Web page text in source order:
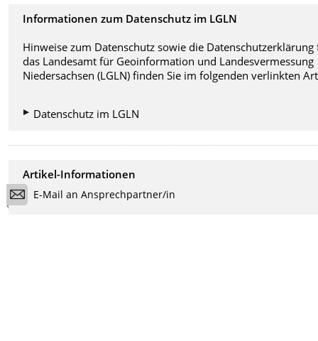
Informationen zum Datenschutz im LGLN
Hinweise zum Datenschutz sowie die Datenschutzerklärung
das Landesamt für Geoinformation und Landesvermessung
Niedersachsen (LGLN) finden Sie im folgenden verlinkten
Datenschutz im LGLN
Artikel-Informationen
E-Mail an Ansprechpartner/in